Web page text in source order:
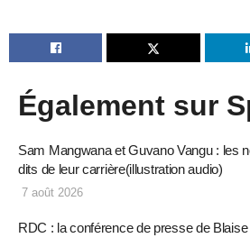
Également sur
Sam Mangwana et Guvano Vangu : les
dits de leur carrière(illustration audio)
7 août 2026
RDC : la conférence de presse de